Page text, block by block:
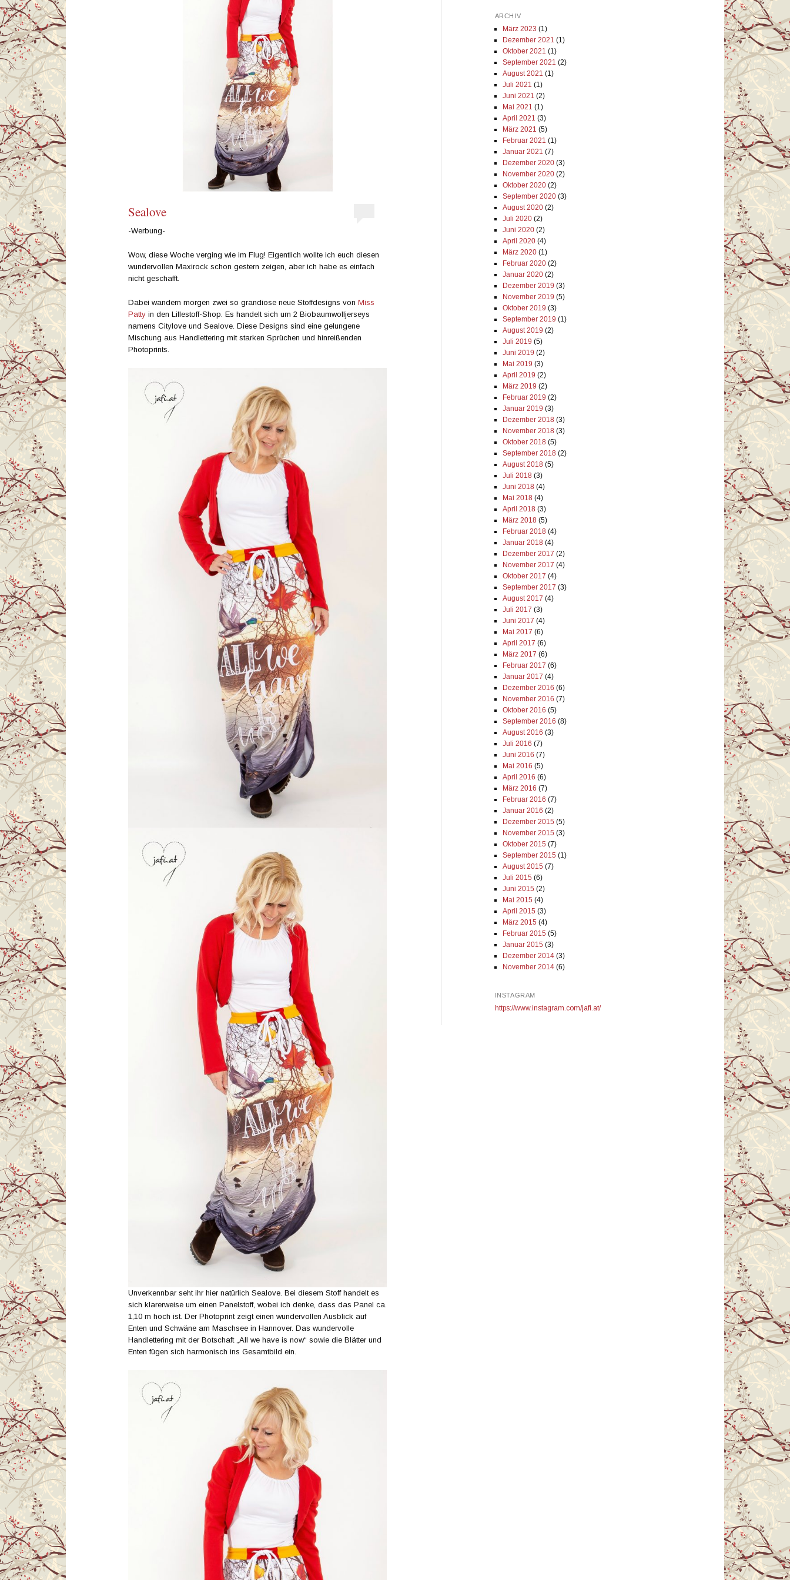
Sealove
-Werbung-
Wow, diese Woche verging wie im Flug! Eigentlich wollte ich euch diesen
wundervollen Maxirock schon gestern zeigen, aber ich habe es einfach
nicht geschafft.
Dabei wandern morgen zwei so grandiose neue Stoffdesigns von Miss
Patty in den Lillestoff-Shop. Es handelt sich um 2 Biobaumwolljerseys
namens Citylove und Sealove. Diese Designs sind eine gelungene
Mischung aus Handlettering mit starken Sprüchen und hinreißenden
Photoprints.
Unverkennbar seht ihr hier natürlich Sealove. Bei diesem Stoff handelt es
sich klarerweise um einen Panelstoff, wobei ich denke, dass das Panel ca.
1,10 m hoch ist. Der Photoprint zeigt einen wundervollen Ausblick auf
Enten und Schwäne am Maschsee in Hannover. Das wundervolle
Handlettering mit der Botschaft „All we have is now“ sowie die Blätter und
Enten fügen sich harmonisch ins Gesamtbild ein.
ARCHIV
März 2023 (1)
Dezember 2021 (1)
Oktober 2021 (1)
September 2021 (2)
August 2021 (1)
Juli 2021 (1)
Juni 2021 (2)
Mai 2021 (1)
April 2021 (3)
März 2021 (5)
Februar 2021 (1)
Januar 2021 (7)
Dezember 2020(3)
November 2020(2)
Oktober 2020(2)
September 2020(3)
August 2020(2)
Juli 2020(2)
Juni 2020(2)
April 2020(4)
März 2020(1)
Februar 2020(2)
Januar 2020(2)
Dezember 2019 (3)
November 2019 (5)
Oktober 2019 (3)
September 2019 (1)
August 2019 (2)
Juli 2019 (5)
Juni 2019 (2)
Mai 2019 (3)
April 2019 (2)
März 2019 (2)
Februar 2019 (2)
Januar 2019 (3)
Dezember 2018(3)
November 2018(3)
Oktober 2018(5)
September 2018(2)
August 2018(5)
Juli 2018(3)
Juni 2018(4)
Mai 2018(4)
April 2018(3)
März 2018(5)
Februar 2018(4)
Januar 2018(4)
Dezember 2017 (2)
November 2017 (4)
Oktober 2017 (4)
September 2017 (3)
August 2017 (4)
Juli 2017 (3)
Juni 2017 (4)
Mai 2017 (6)
April 2017 (6)
März 2017 (6)
Februar 2017 (6)
Januar 2017 (4)
Dezember 2016 (6)
November 2016 (7)
Oktober 2016 (5)
September 2016 (8)
August 2016 (3)
Juli 2016 (7)
Juni 2016 (7)
Mai 2016 (5)
April 2016 (6)
März 2016 (7)
Februar 2016 (7)
Januar 2016 (2)
Dezember 2015 (5)
November 2015 (3)
Oktober 2015 (7)
September 2015 (1)
August 2015 (7)
Juli 2015 (6)
Juni 2015 (2)
Mai 2015 (4)
April 2015 (3)
März 2015 (4)
Februar 2015 (5)
Januar 2015 (3)
Dezember 2014(3)
November 2014(6)
INSTAGRAM
https://www.instagram.com/jafi.at/